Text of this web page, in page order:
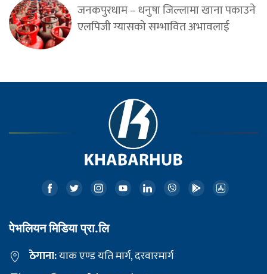
जनकपुरधाम – धनुषा जिल्लामा खाना पकाउने
एलपिजी ग्यासको सम्भावित अभावलाई
पेभलियन मिडिया प्रा.लि
ठेगाना:याक एण्ड यति मार्ग, दरवारमार्ग